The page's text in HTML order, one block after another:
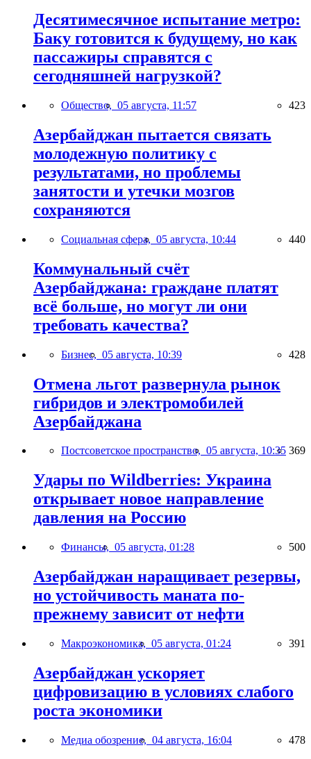
Десятимесячное испытание метро:
Баку готовится к будущему, но как
пассажиры справятся с
сегодняшней нагрузкой?
Общество, 05 августа, 11:57 423
Азербайджан пытается связать
молодежную политику с
результатами, но проблемы
занятости и утечки мозгов
сохраняются
Социальная сфера, 05 августа, 10:44 440
Коммунальный счёт
Азербайджана: граждане платят
всё больше, но могут ли они
требовать качества?
Бизнес, 05 августа, 10:39 428
Отмена льгот развернула рынок
гибридов и электромобилей
Азербайджана
Постсоветское пространство, 05 августа, 10:35 369
Удары по Wildberries: Украина
открывает новое направление
давления на Россию
Финансы, 05 августа, 01:28 500
Азербайджан наращивает резервы,
но устойчивость маната по-
прежнему зависит от нефти
Макроэкономика, 05 августа, 01:24 391
Азербайджан ускоряет
цифровизацию в условиях слабого
роста экономики
Медиа обозрение, 04 августа, 16:04 478